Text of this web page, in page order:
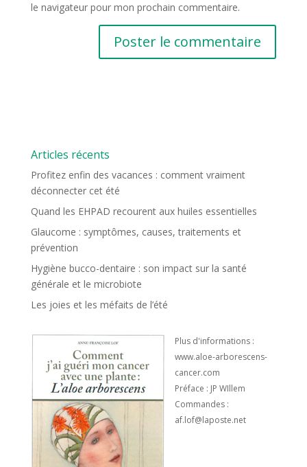
le navigateur pour mon prochain commentaire.
Articles récents
Profitez enfin des vacances : comment vraiment
déconnecter cet été
Quand les EHPAD recourent aux huiles essentielles
Glaucome : symptômes, causes, traitements et
prévention
Hygiène bucco-dentaire : son impact sur la santé
générale et le microbiote
Les joies et les méfaits de l’été
Plus d'informations :
www.aloe-arborescens-
cancer.com
Préface : JP WIllem
Commandes :
af.lof@laposte.net